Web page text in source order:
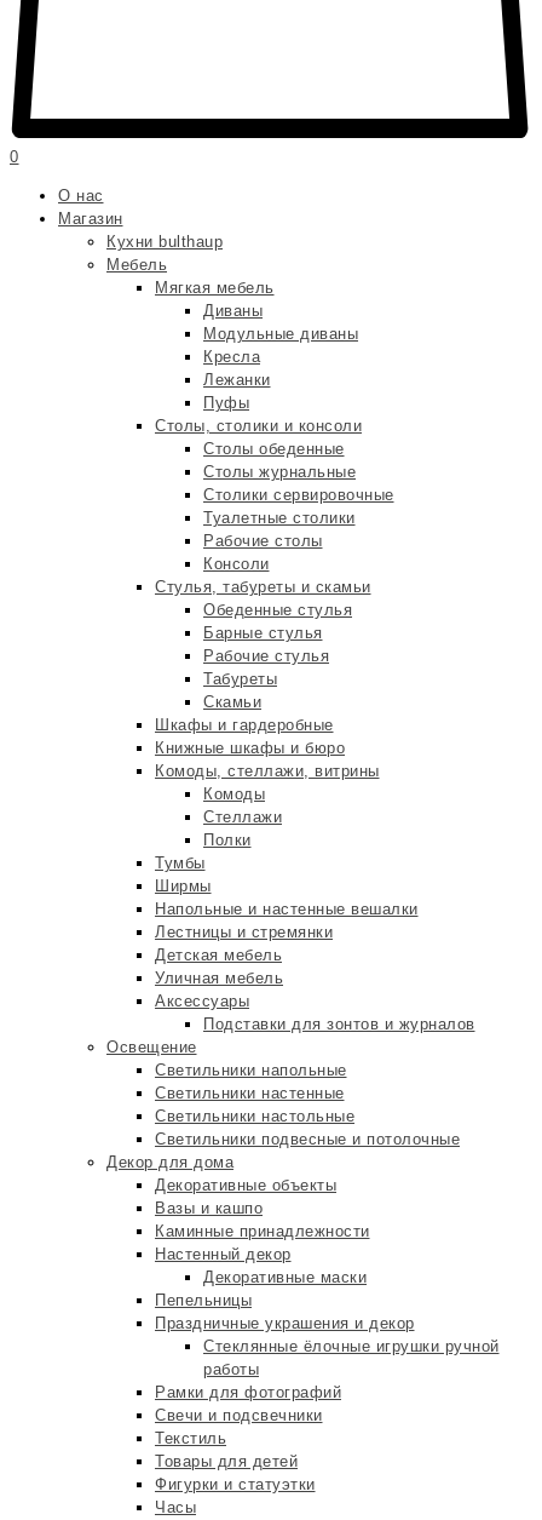
0
О нас
Магазин
Кухни bulthaup
Мебель
Мягкая мебель
Диваны
Модульные диваны
Кресла
Лежанки
Пуфы
Столы, столики и консоли
Столы обеденные
Столы журнальные
Столики сервировочные
Туалетные столики
Рабочие столы
Консоли
Стулья, табуреты и скамьи
Обеденные стулья
Барные стулья
Рабочие стулья
Табуреты
Скамьи
Шкафы и гардеробные
Книжные шкафы и бюро
Комоды, стеллажи, витрины
Комоды
Стеллажи
Полки
Тумбы
Ширмы
Напольные и настенные вешалки
Лестницы и стремянки
Детская мебель
Уличная мебель
Аксессуары
Подставки для зонтов и журналов
Освещение
Светильники напольные
Светильники настенные
Светильники настольные
Светильники подвесные и потолочные
Декор для дома
Декоративные объекты
Вазы и кашпо
Каминные принадлежности
Настенный декор
Декоративные маски
Пепельницы
Праздничные украшения и декор
Стеклянные ёлочные игрушки ручной
работы
Рамки для фотографий
Свечи и подсвечники
Текстиль
Товары для детей
Фигурки и статуэтки
Часы